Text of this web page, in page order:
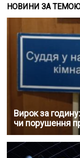
НОВИНИ ЗА
Вирок за
чи порушення